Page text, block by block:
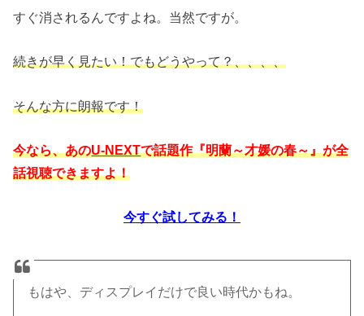
すぐ消されるんですよね。当然ですが。
続きが早く見たい！でもどうやって？、、、、
そんな方に朗報です！
今なら、あのU-NEXTで話題作『明蘭～才媛の春～』が全
話視聴できますよ！
今すぐ試してみる！
もはや、ディスプレイだけで良い時代かもね。